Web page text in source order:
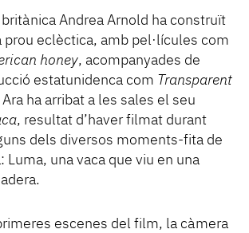
britànica Andrea Arnold ha construït
prou eclèctica, amb pel·lícules com
honey, acompanyades de
estatunidenca com Transparent
Ara ha arribat a les sales el seu
, resultat d’haver filmat durant
dels diversos moments-fita de
Luma, una vaca que viu en una
escenes del film, la càmera